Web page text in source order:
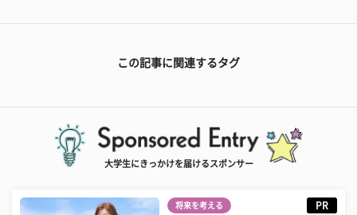
この記事に関連するタグ
大学生にきっかけを届けるスポンサー
将来を考える PR